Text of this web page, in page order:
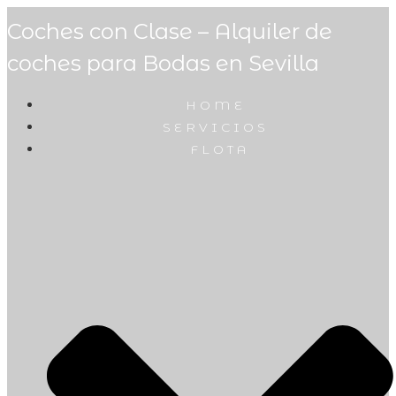
Coches con Clase – Alquiler de
coches para Bodas en Sevilla
HOME
SERVICIOS
FLOTA